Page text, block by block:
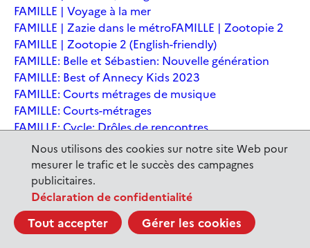
Nous utilisons des cookies sur notre site Web pour
mesurer le trafic et le succès des campagnes
publicitaires.
Déclaration de confidentialité
Tout accepter Gérer les cookies
FAMILLE | Voyage à la mer
FAMILLE | Zazie dans le métroFAMILLE | Zootopie 2
FAMILLE | Zootopie 2 (English-friendly)
FAMILLE: Belle et Sébastien: Nouvelle génération
FAMILLE: Best of Annecy Kids 2023
FAMILLE: Courts métrages de musique
FAMILLE: Courts-métrages
FAMILLE: Cycle: Drôles de rencontres
FAMILLE: En sortant de l'école - Andrée Chedid
FAMILLE: Ernest et Célestine: Le voyage en Charabie
FAMILLE: Festival International du court métrage
Clermont-Ferrand
FAMILLE: Kina et Yuk, renards de la banquise
FAMILLE: La Pat' Patrouille : La Super Patrouille, le film